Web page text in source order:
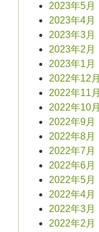
2023年5月
2023年4月
2023年3月
2023年2月
2023年1月
2022年12月
2022年11月
2022年10月
2022年9月
2022年8月
2022年7月
2022年6月
2022年5月
2022年4月
2022年3月
2022年2月